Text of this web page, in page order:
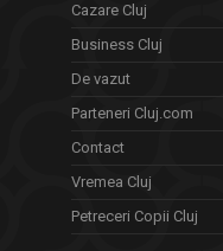
Cazare Cluj
Business Cluj
De vazut
Parteneri Cluj.com
Contact
Vremea Cluj
Petreceri Copii Cluj